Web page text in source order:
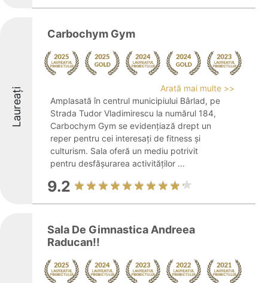
Laureați
Carbochym Gym
Arată mai multe >>
Amplasată în centrul municipiului Bârlad, pe
Strada Tudor Vladimirescu la numărul 184,
Carbochym Gym se evidențiază drept un
reper pentru cei interesați de fitness și
culturism. Sala oferă un mediu potrivit
pentru desfășurarea activităților ...
9.2
Sala De Gimnastica Andreea
Raducan!!